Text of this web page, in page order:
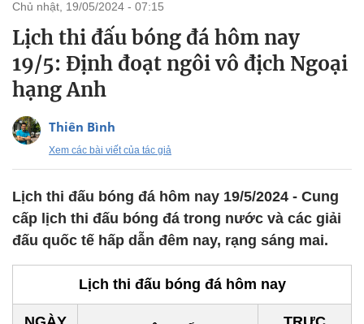
chủ nhật, 19/05/2024 - 07:15
Lịch thi đấu bóng đá hôm nay
19/5: Định đoạt ngôi vô địch Ngoại
hạng Anh
Thiên Bình
Xem các bài viết của tác giả
Lịch thi đấu bóng đá hôm nay 19/5/2024 - Cung
cấp lịch thi đấu bóng đá trong nước và các giải
đấu quốc tế hấp dẫn đêm nay, rạng sáng mai.
Lịch thi đấu bóng đá hôm nay